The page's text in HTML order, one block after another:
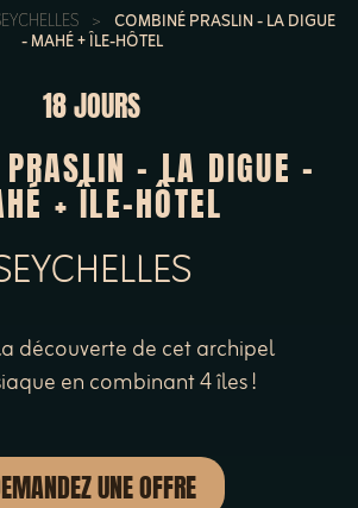
> COMBINÉ PRASLIN - LA DIGUE
- MAHÉ + ÎLE-HÔTEL
18 JOURS
- LA DIGUE -
+ ÎLE-HÔTEL
découverte de cet archipel
en combinant 4 îles !
UNE OFFRE